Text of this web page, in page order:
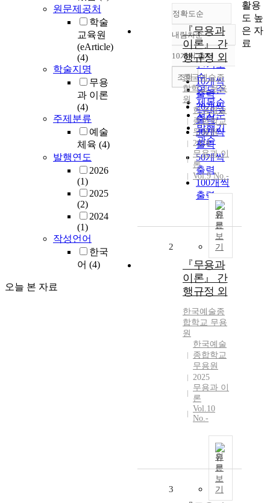
원문제공처
학술
교육원
(eArticle)
(4)
학술지명
무용
과 이론
(4)
주제분류
예술
체육 (4)
발행연도
2026
(1)
2025
(2)
2024
(1)
작성언어
한국
어 (4)
오늘 본 자료
정확도순
정확도
순
인기도
순
연도순
제목순
저자순
발행기
관순
내림차순
내림차순
10개씩 출력
10개씩
출력
20개씩
출력
30개씩
출력
50개씩
출력
100개씩
출력
조회
『무용과
이론』 간
행규정 외
한국예술종
합학교 무용
원
한국예술
종합학교
무용원
2024
무용과 이
론
Vol.9 No.-
원
문
보
기
2
『무용과
이론』 간
행규정 외
한국예술종
합학교 무용
원
한국예술
종합학교
무용원
2025
무용과 이
론
Vol.10
No.-
원
문
보
기
3
활용
도 높
은 자
료